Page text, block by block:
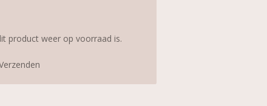
product weer op voorraad is.